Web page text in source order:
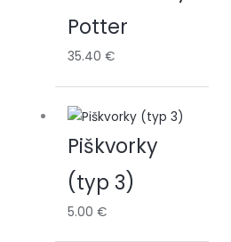
Potter
35.40 €
Piškvorky
(typ 3)
5.00 €